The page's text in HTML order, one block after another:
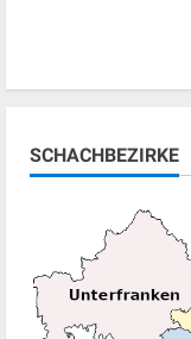
SCHACHBEZIRKE